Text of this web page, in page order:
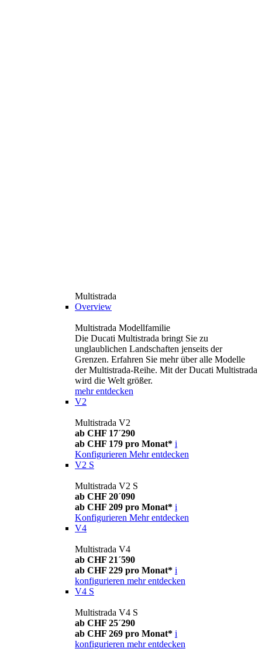
Multistrada
Overview
Multistrada Modellfamilie
Die Ducati Multistrada bringt Sie zu
unglaublichen Landschaften jenseits der
Grenzen. Erfahren Sie mehr über alle Modelle
der Multistrada-Reihe. Mit der Ducati Multistrada
wird die Welt größer.
mehr entdecken
V2
Multistrada V2
ab CHF 17´290
ab CHF 179 pro Monat* i
Konfigurieren Mehr entdecken
V2 S
Multistrada V2 S
ab CHF 20´090
ab CHF 209 pro Monat* i
Konfigurieren Mehr entdecken
V4
Multistrada V4
ab CHF 21´590
ab CHF 229 pro Monat* i
konfigurieren mehr entdecken
V4 S
Multistrada V4 S
ab CHF 25´290
ab CHF 269 pro Monat* i
konfigurieren mehr entdecken